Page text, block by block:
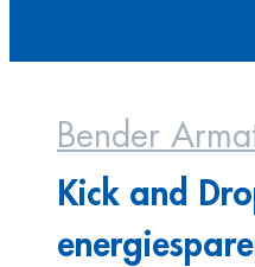
Bender
Kick and